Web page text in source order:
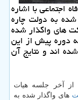
اجتماعی با اشاره
شده به دولت چاره
های واگذار شده
دوره پیش از این
اند و نتایج آن
از آخر جلسه هیات
های واگذار شده به